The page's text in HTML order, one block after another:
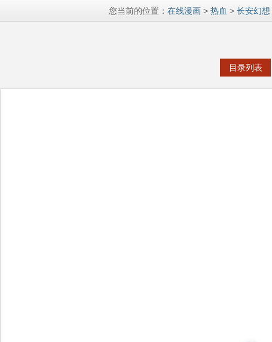
您当前的位置： 在线漫画 > 热血 > 长安幻想
目录列表